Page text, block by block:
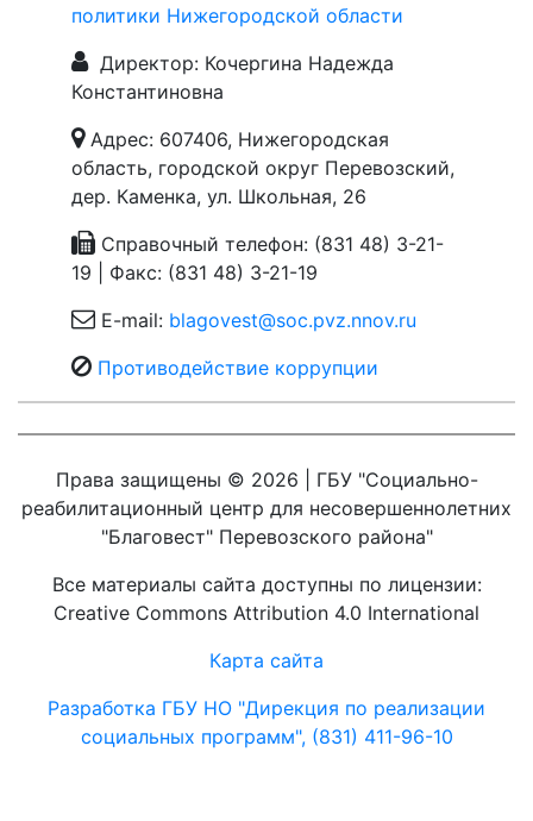
политики Нижегородской области
Директор: Кочергина Надежда
Константиновна
Адрес: 607406, Нижегородская
область, городской округ Перевозский,
дер. Каменка, ул. Школьная, 26
Справочный телефон: (831 48) 3-21-
19 | Факс: (831 48) 3-21-19
E-mail: blagovest@soc.pvz.nnov.ru
Противодействие коррупции
Права защищены © 2026 | ГБУ "Социально-
реабилитационный центр для несовершеннолетних
"Благовест" Перевозского района"
Все материалы сайта доступны по лицензии:
Creative Commons Attribution 4.0 International
Карта сайта
Разработка ГБУ НО "Дирекция по реализации
социальных программ", (831) 411-96-10